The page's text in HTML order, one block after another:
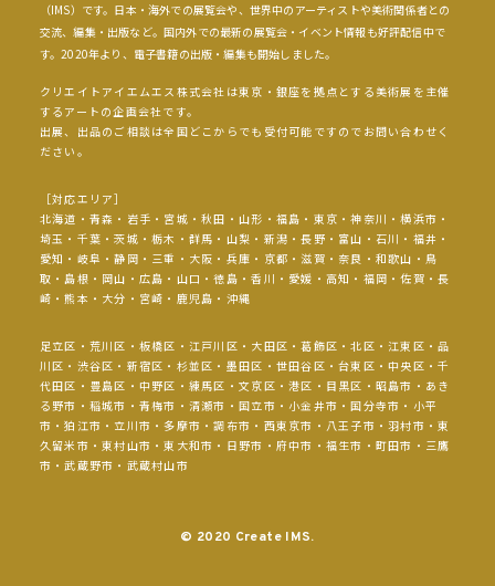
（IMS）です。日本・海外での展覧会や、世界中のアーティストや美術関係者との
交流、編集・出版など。国内外での最新の展覧会・イベント情報も好評配信中で
す。2020年より、電子書籍の出版・編集も開始しました。
クリエイトアイエムエス株式会社は東京・銀座を拠点とする美術展を主催
するアートの企画会社です。
出展、出品のご相談は全国どこからでも受付可能ですのでお問い合わせく
ださい。
［対応エリア］
北海道・青森・岩手・宮城・秋田・山形・福島・東京・神奈川・横浜市・
埼玉・千葉・茨城・栃木・群馬・山梨・新潟・長野・富山・石川・福井・
愛知・岐阜・静岡・三重・大阪・兵庫・京都・滋賀・奈良・和歌山・鳥
取・島根・岡山・広島・山口・徳島・香川・愛媛・高知・福岡・佐賀・長
崎・熊本・大分・宮崎・鹿児島・沖縄
足立区・荒川区・板橋区・江戸川区・大田区・葛飾区・北区・江東区・品
川区・渋谷区・新宿区・杉並区・墨田区・世田谷区・台東区・中央区・千
代田区・豊島区・中野区・練馬区・文京区・港区・目黒区・昭島市・あき
る野市・稲城市・青梅市・清瀬市・国立市・小金井市・国分寺市・小平
市・狛江市・立川市・多摩市・調布市・西東京市・八王子市・羽村市・東
久留米市・東村山市・東大和市・日野市・府中市・福生市・町田市・三鷹
市・武蔵野市・武蔵村山市
© 2020 Create IMS.